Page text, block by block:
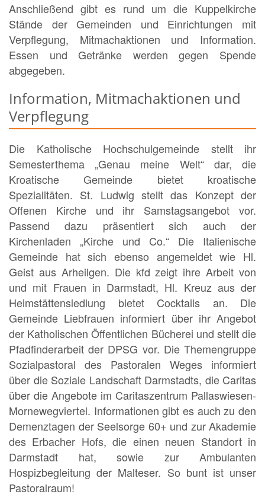
Anschließend gibt es rund um die Kuppelkirche
Stände der Gemeinden und Einrichtungen mit
Verpflegung, Mitmachaktionen und Information.
Essen und Getränke werden gegen Spende
abgegeben.
Information, Mitmachaktionen und
Verpflegung
Die Katholische Hochschulgemeinde stellt ihr
Semesterthema „Genau meine Welt“ dar, die
Kroatische Gemeinde bietet kroatische
Spezialitäten. St. Ludwig stellt das Konzept der
Offenen Kirche und ihr Samstagsangebot vor.
Passend dazu präsentiert sich auch der
Kirchenladen „Kirche und Co.“ Die Italienische
Gemeinde hat sich ebenso angemeldet wie Hl.
Geist aus Arheilgen. Die kfd zeigt ihre Arbeit von
und mit Frauen in Darmstadt, Hl. Kreuz aus der
Heimstättensiedlung bietet Cocktails an. Die
Gemeinde Liebfrauen informiert über ihr Angebot
der Katholischen Öffentlichen Bücherei und stellt die
Pfadfinderarbeit der DPSG vor. Die Themengruppe
Sozialpastoral des Pastoralen Weges informiert
über die Soziale Landschaft Darmstadts, die Caritas
über die Angebote im Caritaszentrum Pallaswiesen-
Mornewegviertel. Informationen gibt es auch zu den
Demenztagen der Seelsorge 60+ und zur Akademie
des Erbacher Hofs, die einen neuen Standort in
Darmstadt hat, sowie zur Ambulanten
Hospizbegleitung der Malteser. So bunt ist unser
Pastoralraum!